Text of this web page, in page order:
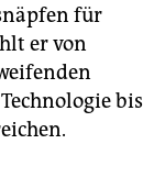
für
er von
bis